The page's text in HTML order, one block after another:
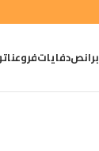
برانصدفاياتفروعنا